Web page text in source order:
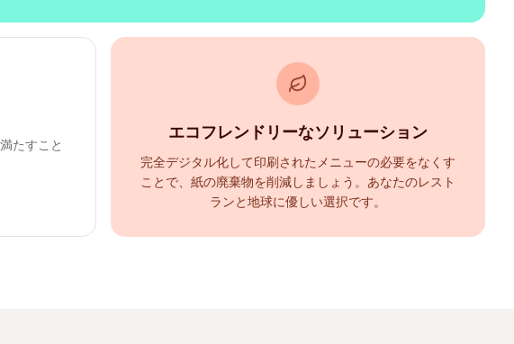
たすこと
エコフレンドリーなソリューション
完全デジタル化して印刷されたメニューの必要をなくす
ことで、紙の廃棄物を削減しましょう。あなたのレスト
ランと地球に優しい選択です。